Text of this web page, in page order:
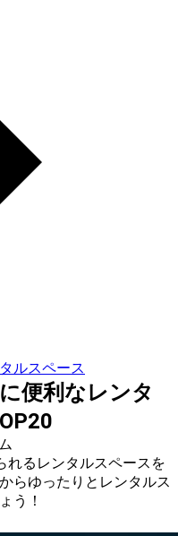
ルスペース
便利なレンタ
れるレンタルスペースを
らゆったりとレンタルス
う！